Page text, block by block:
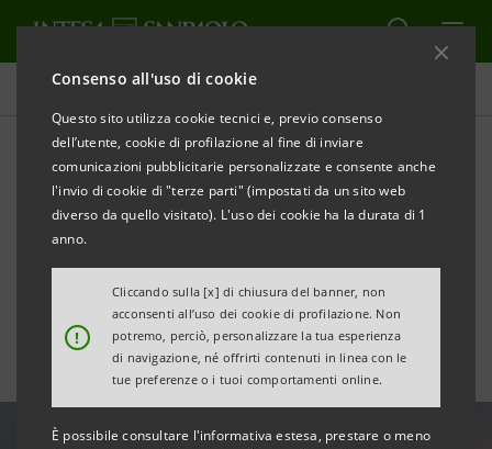
Consenso all'uso di cookie
Questo sito utilizza cookie tecnici e, previo consenso
dell’utente, cookie di profilazione al fine di inviare
comunicazioni pubblicitarie personalizzate e consente anche
l'invio di cookie di "terze parti" (impostati da un sito web
diverso da quello visitato). L'uso dei cookie ha la durata di 1
anno.
!
Cliccando sulla [x] di chiusura del banner, non
acconsenti all’uso dei cookie di profilazione. Non
potremo, perciò, personalizzare la tua esperienza
di navigazione, né offrirti contenuti in linea con le
tue preferenze o i tuoi comportamenti online.
È possibile consultare l'informativa estesa, prestare o meno
Tutte le news
“Net Zero”: il Gruppo Intesa
Sanpaolo ribadisce il
proprio impegno per il clima